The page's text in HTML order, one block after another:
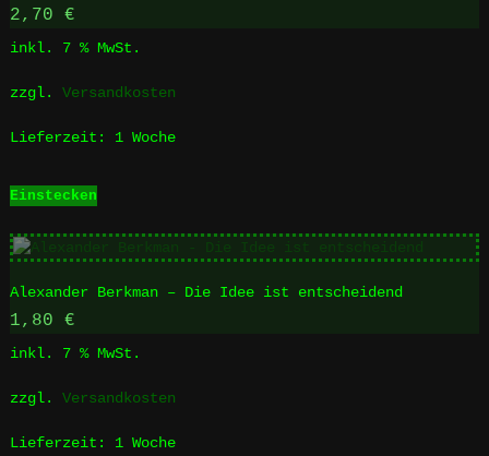
2,70 €
inkl. 7 % MwSt.
zzgl. Versandkosten
Lieferzeit: 1 Woche
Einstecken
Alexander Berkman – Die Idee ist entscheidend
1,80 €
inkl. 7 % MwSt.
zzgl. Versandkosten
Lieferzeit: 1 Woche